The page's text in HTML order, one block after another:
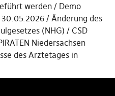
werden
Demo
30.05.2026
Änderung des
(NHG)
CSD
Niedersachsen
des Ärztetages in